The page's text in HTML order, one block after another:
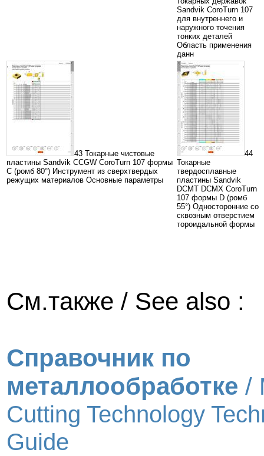
Sandvik CoroTurn 107
для внутреннего и
наружного точения
тонких деталей
Область применения
данн
43 Токарные чистовые
пластины Sandvik CCGW CoroTurn 107 формы
С (ромб 80°) Инструмент из сверхтвердых
режущих материалов Основные параметры
44
Токарные
твердосплавные
пластины Sandvik
DCMT DCMX CoroTurn
107 формы D (ромб
55°) Односторонние со
сквозным отверстием
тороидальной формы
См.также / See also :
Справочник по
металлообработке /
Cutting Technology
Guide